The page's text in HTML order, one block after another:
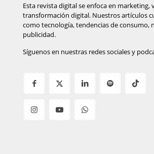
Esta revista digital se enfoca en marketing,
transformación digital. Nuestros artículos
como tecnología, tendencias de consumo,
publicidad.
Síguenos en nuestras redes sociales y